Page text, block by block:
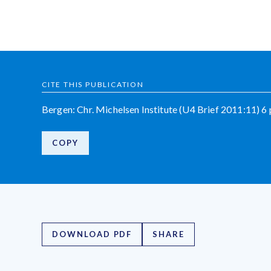
CITE THIS PUBLICATION
Bergen: Chr. Michelsen Institute (U4 Brief 2011:11) 6
COPY
DOWNLOAD PDF SHARE